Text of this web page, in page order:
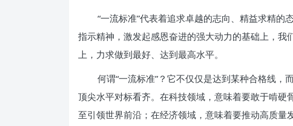
“一流标准”代表着追求卓越的志向、精益求精
指示精神，激发起感恩奋进的强大动力的基础上，我
上，力求做到最好、达到最高水平。
何谓“一流标准”？它不仅仅是达到某种合格线
顶尖水平对标看齐。在科技领域，意味着要敢于啃
至引领世界前沿；在经济领域，意味着要推动高质